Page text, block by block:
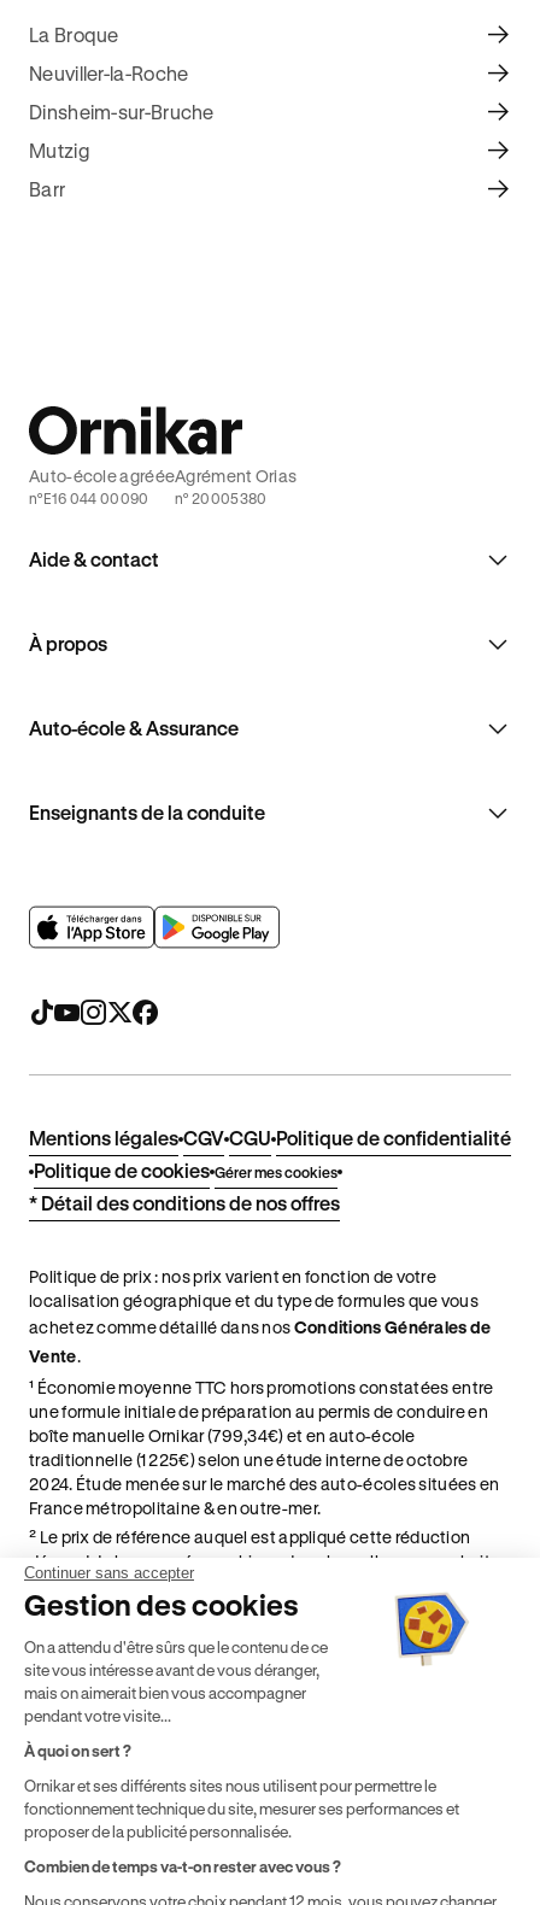
La Broque
Neuviller-la-Roche
Dinsheim-sur-Bruche
Mutzig
Barr
Aide & contact
À propos
Auto-école & Assurance
Enseignants de la conduite
Auto-école agréée
n°E16 044 00090
Agrément Orias
n° 20005380
Mentions légales CGV CGU Politique de confidentialité
Politique de cookies Gérer mes cookies
* Détail des conditions de nos offres
Politique de prix : nos prix varient en fonction de votre
localisation géographique et du type de formules que vous
achetez comme détaillé dans nosConditions Générales de
Vente.
¹ Économie moyenne TTC hors promotions constatées entre
une formule initiale de préparation au permis de conduire en
boîte manuelle Ornikar (799,34€) et en auto-école
traditionnelle (1 225€) selon une étude interne de octobre
2024. Étude menée sur le marché des auto-écoles situées en
France métropolitaine & en outre-mer.
² Le prix de référence auquel est appliqué cette réduction
dépend de la zone géographique dans laquelle vous souhaitez
effectuer vos heures de conduite conformément à l'Article 6
de nos Conditions Générales de Vente
⁵ Montant du financement CPF variable selon les droits acquis
par chaque bénéficiaire. Exemple donné pour un titulaire
disposant de 500 € de droits CPF. Le reste à charge dépend du
solde disponible sur le Compte Personnel de Formation et du
Continuer sans accepter
Gestion des cookies
On a attendu d'être sûrs que le contenu de ce
site vous intéresse avant de vous déranger,
mais on aimerait bien vous accompagner
pendant votre visite...
À quoi on sert ?
Ornikar et ses différents sites nous utilisent pour permettre le
fonctionnement technique du site, mesurer ses performances et
proposer de la publicité personnalisée.
Combien de temps va-t-on rester avec vous ?
Nous conservons votre choix pendant 12 mois, vous pouvez changer